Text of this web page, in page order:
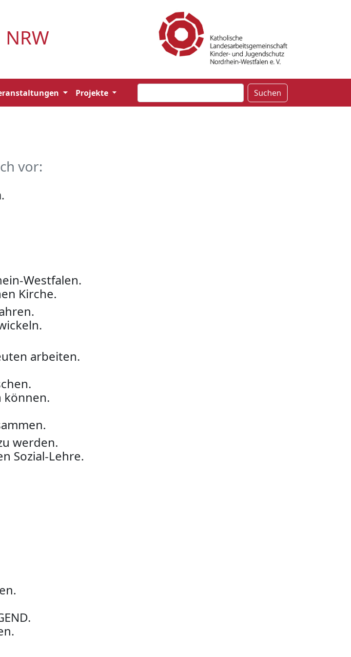
Projekte
vor:
Westfalen.
Kirche.
arbeiten.
können.
werden.
Sozial-Lehre.